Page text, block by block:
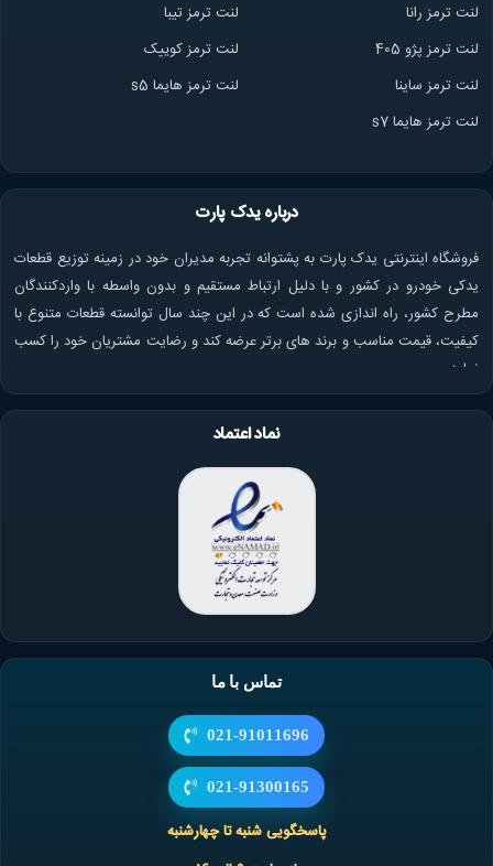
لنت ترمز رانا
لنت ترمز تیبا
لنت ترمز پژو 405
لنت ترمز کوییک
لنت ترمز ساینا
لنت ترمز هایما s5
لنت ترمز هایما s7
درباره یدک پارت
فروشگاه اینترنتی یدک پارت به پشتوانه تجربه مدیران خود در زمینه توزیع قطعات
یدکی خودرو در کشور و با دلیل ارتباط مستقیم و بدون واسطه با واردکنندگان
مطرح کشور، راه اندازی شده است که در این چند سال توانسته قطعات متنوع با
کیفیت، قیمت مناسب و برند های برتر عرضه کند و رضایت مشتریان خود را کسب
نماید.
نماد اعتماد
تماس با ما
021-91011696
021-91300165
پاسخگویی شنبه تا چهارشنبه